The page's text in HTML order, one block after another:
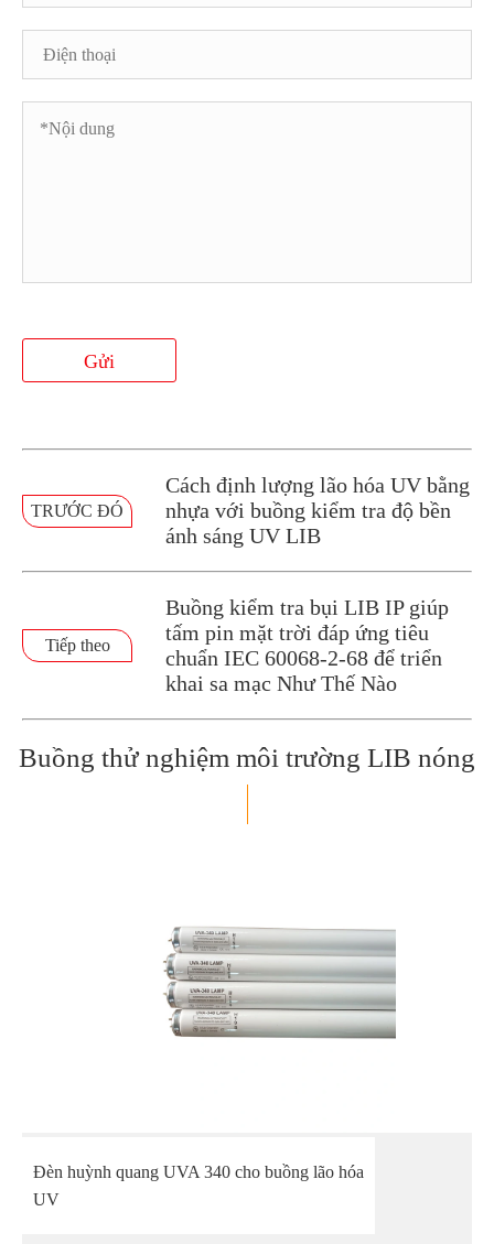
Gửi
TRƯỚC ĐÓ
Cách định lượng lão hóa UV bằng
nhựa với buồng kiểm tra độ bền
ánh sáng UV LIB
Tiếp theo
Buồng kiểm tra bụi LIB IP giúp
tấm pin mặt trời đáp ứng tiêu
chuẩn IEC 60068-2-68 để triển
khai sa mạc Như Thế Nào
Buồng thử nghiệm môi trường LIB nóng
Đèn huỳnh quang UVA 340 cho buồng lão hóa
UV